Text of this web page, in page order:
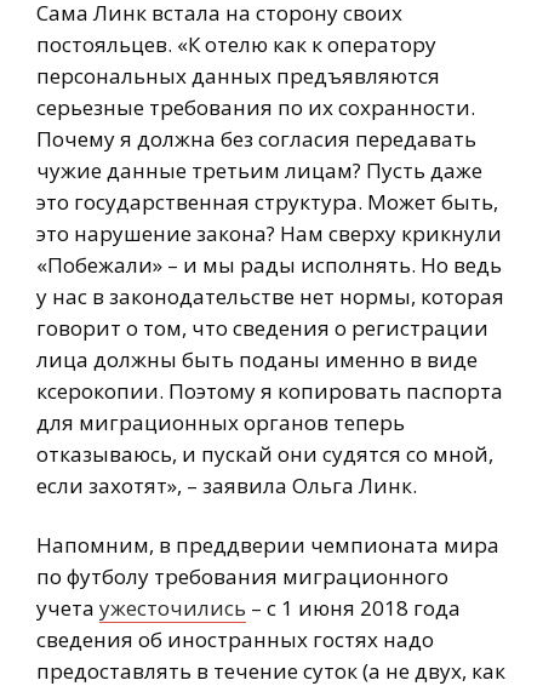
Сама Линк встала на сторону своих
постояльцев. «К отелю как к оператору
персональных данных предъявляются
серьезные требования по их сохранности.
Почему я должна без согласия передавать
чужие данные третьим лицам? Пусть даже
это государственная структура. Может быть,
это нарушение закона? Нам сверху крикнули
«Побежали» – и мы рады исполнять. Но ведь
у нас в законодательстве нет нормы, которая
говорит о том, что сведения о регистрации
лица должны быть поданы именно в виде
ксерокопии. Поэтому я копировать паспорта
для миграционных органов теперь
отказываюсь, и пускай они судятся со мной,
если захотят», – заявила Ольга Линк.
Напомним, в преддверии чемпионата мира
по футболу требования миграционного
учета ужесточились – с 1 июня 2018 года
сведения об иностранных гостях надо
предоставлять в течение суток (а не двух, как